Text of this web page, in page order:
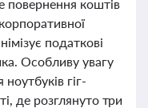
повернення коштів
податкові
Особливу увагу
гіг-
де розглянуто три